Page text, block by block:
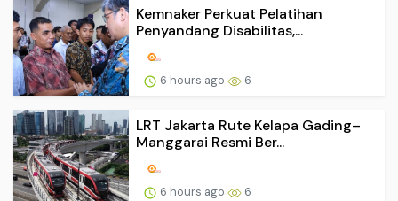
Kemnaker Perkuat Pelatihan
Penyandang Disabilitas,...
6 hours ago 6
LRT Jakarta Rute Kelapa Gading–
Manggarai Resmi Ber...
6 hours ago 6